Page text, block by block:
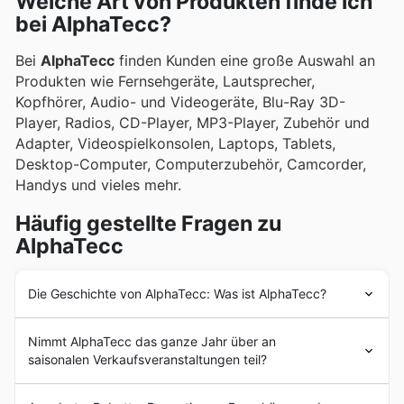
bei AlphaTecc?
Bei AlphaTecc finden Kunden eine große Auswahl an
Produkten wie Fernsehgeräte, Lautsprecher,
Kopfhörer, Audio- und Videogeräte, Blu-Ray 3D-
Player, Radios, CD-Player, MP3-Player, Zubehör und
Adapter, Videospielkonsolen, Laptops, Tablets,
Desktop-Computer, Computerzubehör, Camcorder,
Handys und vieles mehr.
Häufig gestellte Fragen zu
AlphaTecc
Die Geschichte von AlphaTecc: Was ist AlphaTecc?
Gründung des Unternehmens und der Eröffnung der
ersten Filiale in Losheim, Deutschland.AlphaTecc
gehört zur Globus Gruppe. Seit den Anfängen hat
Nimmt AlphaTecc das ganze Jahr über an
saisonalen Verkaufsveranstaltungen teil?